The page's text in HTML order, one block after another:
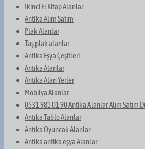
İkinci El Kitap Alanlar
Antika Alım Satım
Plak Alanlar
Taş plak alanlar
Antika Eşya Çeşitleri
Antika Alanlar
Antika Alan Yerler
Mobilya Alanlar
0531 981 01 90 Antika Alanlar Alım Satım
Antika Tablo Alanlar
Antika Oyuncak Alanlar
Antika antika eşya Alanlar